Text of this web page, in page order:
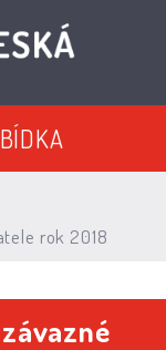
rok 2018